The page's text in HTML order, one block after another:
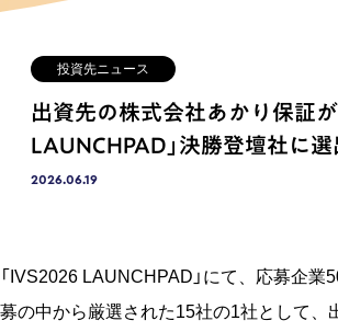
投資先ニュース
出資先の株式会社あかり保証
LAUNCHPAD」決勝登壇社に選
2026.06.19
「IVS2026 LAUNCHPAD」にて、応募企業
募の中から厳選された15社の1社として、